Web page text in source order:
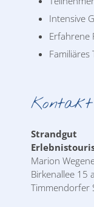
Intensive
Erfahrene
Familiäres
Kontakt
Strandgut
Marion
Birkenallee 15 a
Timmendorfer